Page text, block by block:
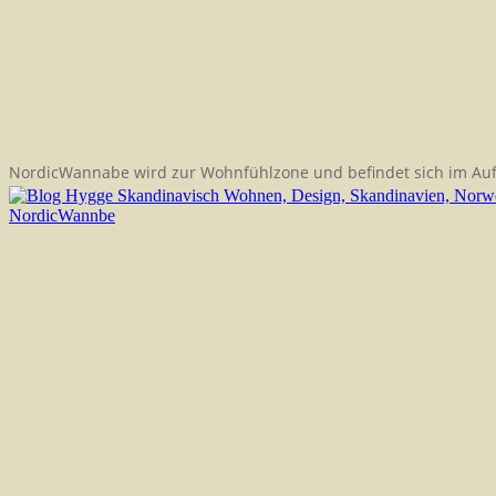
NordicWannabe wird zur Wohnfühlzone und befindet sich im